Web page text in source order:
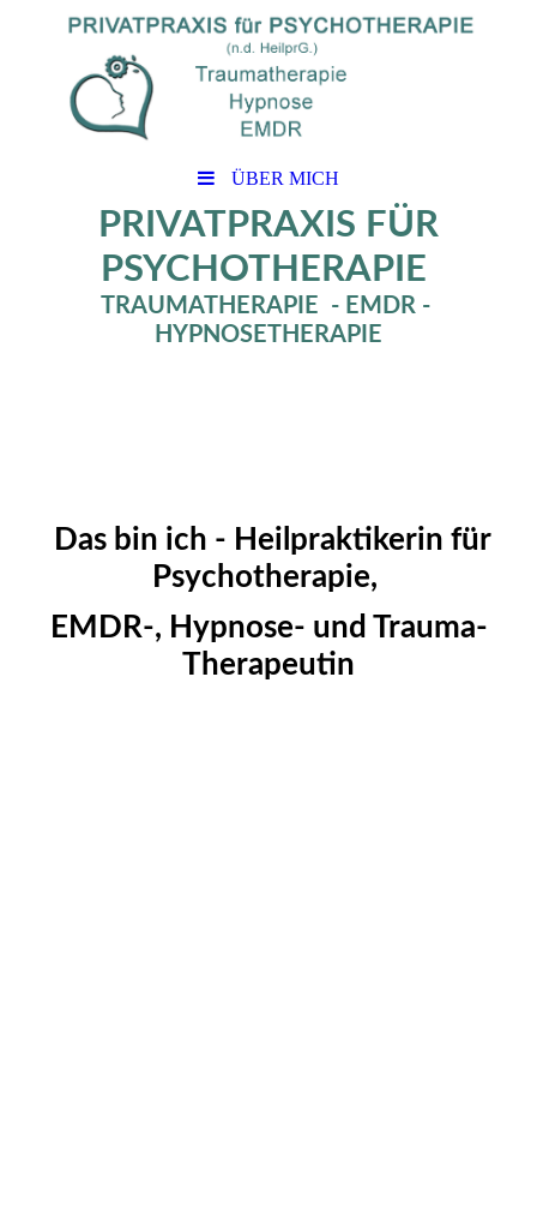
ÜBER MICH
PRIVATPRAXIS FÜR
PSYCHOTHERAPIE
TRAUMATHERAPIE - EMDR -
HYPNOSETHERAPIE
Das bin ich - Heilpraktikerin für
Psychotherapie,
EMDR-, Hypnose- und Trauma-
Therapeutin